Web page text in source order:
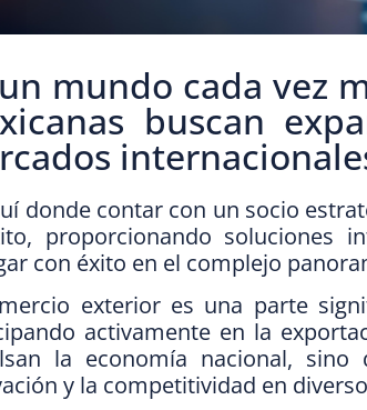
mundo cada vez
buscan
donde contar con un socio
proporcionando soluciones
con éxito en el complejo
exterior es una parte
activamente en la
la economía nacional,
y la competitividad en